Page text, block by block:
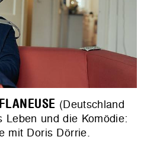
(Deutschland
und die Komödie:
mit Doris Dörrie.